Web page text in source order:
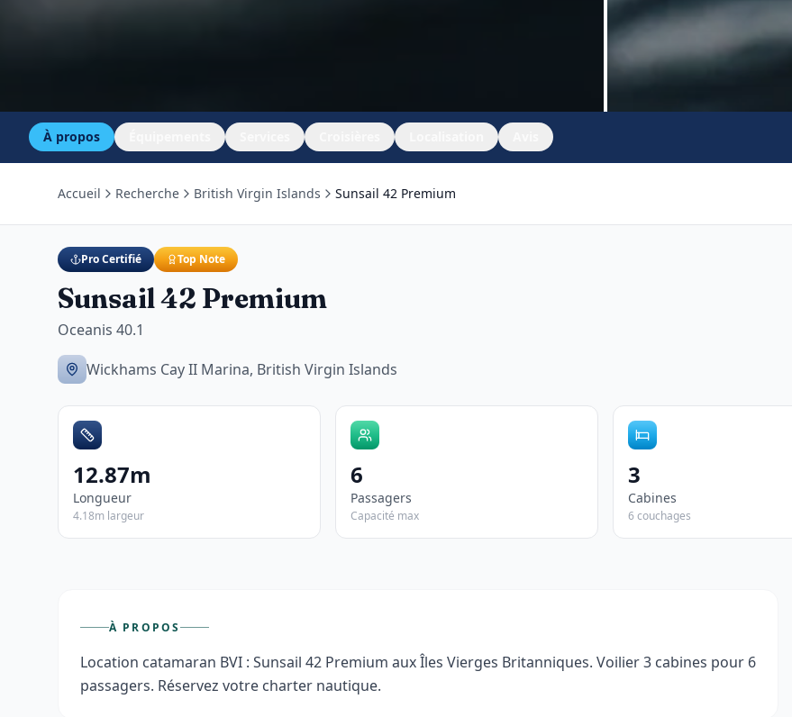
À propos
Accueil Recherche British Virgin Islands Sunsail 42 Premium
Pro Certifié Top Note
Sunsail 42 Premium
Oceanis 40.1
Wickhams Cay II Marina, British Virgin Islands
12.87m
Longueur
4.18m largeur
6
Passagers
Capacité max
3
Cabines
6 couchages
À PROPOS
Location catamaran BVI : Sunsail 42 Premium aux Îles Vierges Britanniques. Voilier 3 cabines pour 6
passagers. Réservez votre charter nautique.